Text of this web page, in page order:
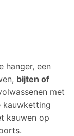
hanger, een
bijten of
met
kauwketting
kauwen op